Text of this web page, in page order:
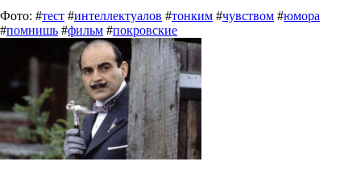
Фото: #тест #интеллектуалов #тонким #чувством #юмора
#помнишь #фильм #покровские